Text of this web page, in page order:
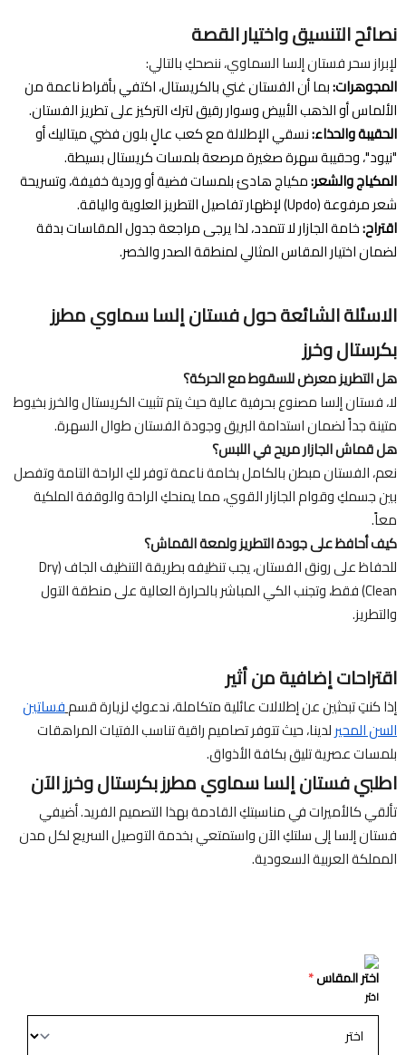
نصائح التنسيق واختيار القصة
لإبراز سحر فستان إلسا السماوي، ننصحكِ بالتالي:
المجوهرات:بما أن الفستان غني بالكريستال، اكتفي بأقراط ناعمة من
الألماس أو الذهب الأبيض وسوار رقيق لترك التركيز على تطريز الفستان.
الحقيبة والحذاء:نسقي الإطلالة مع كعب عالٍ بلون فضي ميتاليك أو
"نيود"، وحقيبة سهرة صغيرة مرصعة بلمسات كريستال بسيطة.
المكياج والشعر:مكياج هادئ بلمسات فضية أو وردية خفيفة، وتسريحة
شعر مرفوعة (Updo) لإظهار تفاصيل التطريز العلوية والياقة.
اقتراح:خامة الجازار لا تتمدد، لذا يرجى مراجعة جدول المقاسات بدقة
لضمان اختيار المقاس المثالي لمنطقة الصدر والخصر.
الاسئلة الشائعة حول فستان إلسا سماوي مطرز
بكرستال وخرز
هل التطريز معرض للسقوط مع الحركة؟
لا، فستان إلسا مصنوع بحرفية عالية حيث يتم تثبيت الكريستال والخرز بخيوط
متينة جداً لضمان استدامة البريق وجودة الفستان طوال السهرة.
هل قماش الجازار مريح في اللبس؟
نعم، الفستان مبطن بالكامل بخامة ناعمة توفر لكِ الراحة التامة وتفصل
بين جسمكِ وقوام الجازار القوي، مما يمنحكِ الراحة والوقفة الملكية
معاً.
كيف أحافظ على جودة التطريز ولمعة القماش؟
للحفاظ على رونق الفستان، يجب تنظيفه بطريقة التنظيف الجاف (Dry
Clean) فقط، وتجنب الكي المباشر بالحرارة العالية على منطقة التول
والتطريز.
اقتراحات إضافية من أثير
إذا كنتِ تبحثين عن إطلالات عائلية متكاملة، ندعوكِ لزيارة قسمفساتين
السن المحيرلدينا، حيث تتوفر تصاميم راقية تناسب الفتيات المراهقات
بلمسات عصرية تليق بكافة الأذواق.
اطلبي فستان إلسا سماوي مطرز بكرستال وخرز الآن
تألقي كالأميرات في مناسبتكِ القادمة بهذا التصميم الفريد. أضيفي
فستان إلسا إلى سلتكِ الآن واستمتعي بخدمة التوصيل السريع لكل مدن
المملكة العربية السعودية.
اختر المقاس*
اختر